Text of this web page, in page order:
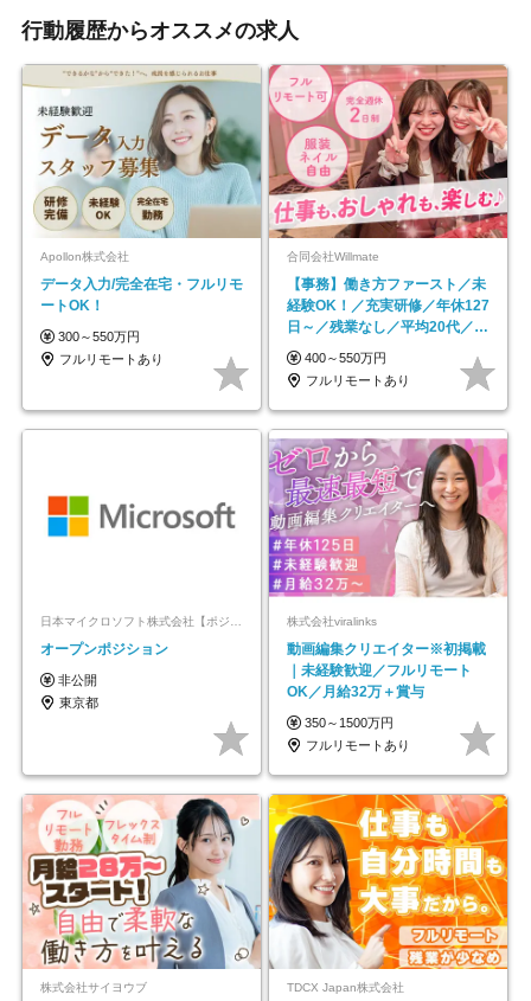
行動履歴からオススメの求人
Apollon株式会社
データ入力/完全在宅・フルリモ
ートOK！
300～550万円
フルリモートあり
合同会社Willmate
【事務】働き方ファースト／未
経験OK！／充実研修／年休127
日～／残業なし／平均20代／リ
モートOK
400～550万円
フルリモートあり
日本マイクロソフト株式会社【ポジションマッチ登録】
オープンポジション
非公開
東京都
株式会社viralinks
動画編集クリエイター※初掲載
｜未経験歓迎／フルリモート
OK／月給32万＋賞与
350～1500万円
フルリモートあり
株式会社サイヨウブ TDCX Japan株式会社